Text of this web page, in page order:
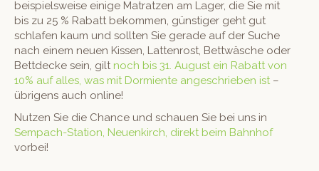
beispiel­sweise einige Matratzen am Lager, die Sie mit
bis zu 25 % Rabatt bekom­men, gün­stiger geht gut
schlafen kaum und soll­ten Sie ger­ade auf der Suche
nach einem neuen Kissen, Lat­ten­rost, Bet­twäsche oder
Bettdecke sein, gilt noch bis 31. August ein Rabatt von
10% auf alles, was mit Dormiente angeschrieben ist–
übri­gens auch online!
Nutzen Sie die Chance und schauen Sie bei uns in
Sem­pach-Sta­tion, Neuenkirch, direkt beim Bahn­hof
vorbei!